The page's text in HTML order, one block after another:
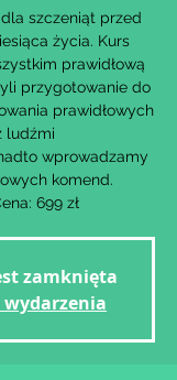
szczeniąt przed
życia. Kurs
prawidłową
przygotowanie do
prawidłowych
ludźmi
wprowadzamy
komend.
699 zł
zamknięta
wydarzenia